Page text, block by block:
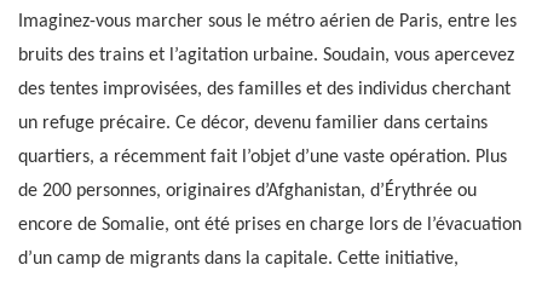
Imaginez-vous marcher sous le métro aérien de Paris, entre les
bruits des trains et l’agitation urbaine. Soudain, vous apercevez
des tentes improvisées, des familles et des individus cherchant
un refuge précaire. Ce décor, devenu familier dans certains
quartiers, a récemment fait l’objet d’une vaste opération. Plus
de 200 personnes, originaires d’Afghanistan, d’Érythrée ou
encore de Somalie, ont été prises en charge lors de l’évacuation
d’un camp de migrants dans la capitale. Cette initiative,